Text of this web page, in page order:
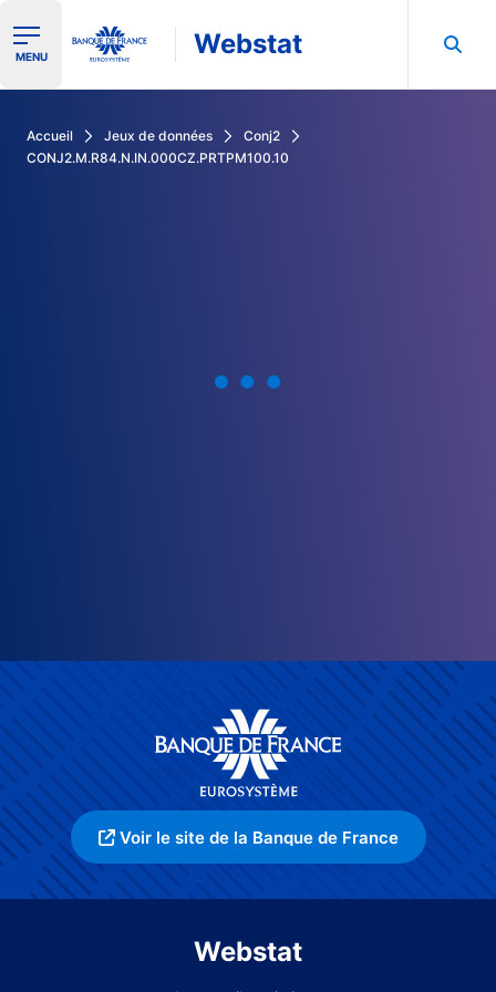
Ouvrir le menu de navigation
MENU Webstat
Accueil Jeux de données
Conj2
CONJ2.M.R84.N.IN.000CZ.PRTPM100.10
Voir le site de la Banque de France
Webstat